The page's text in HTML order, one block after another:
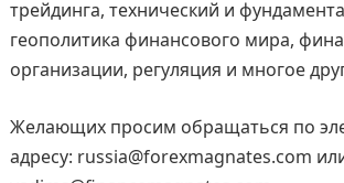
трейдинга, технический и
геополитика финансового мира,
организации, регуляция и многое
Желающих просим обращаться по
адресу: russia@forexmagnates.com